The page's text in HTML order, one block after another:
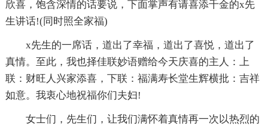
欣喜，饱含深情的话要说，下面掌声有请喜添千金的x先
生讲话!(同时照全家福)
x先生的一席话，道出了幸福，道出了喜悦，道出了
真情。至此，我也择佳联妙语赠给今天庆喜的主人：上
联：财旺人兴家添喜，下联：福满寿长堂生辉横批：吉祥
如意。我衷心地祝福你们夫妇!
女士们，先生们，让我们满怀着真情再一次以热烈的